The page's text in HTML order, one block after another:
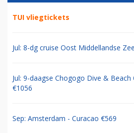
TUI vliegtickets
Jul: 8-dg cruise Oost Middellandse
Jul: 9-daagse Chogogo Dive & Beach
€1056
Sep: Amsterdam - Curacao €569